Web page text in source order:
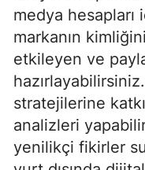
medya
markanın
etkileyen ve
stratejilerine
analizleri
yenilikçi fikirler